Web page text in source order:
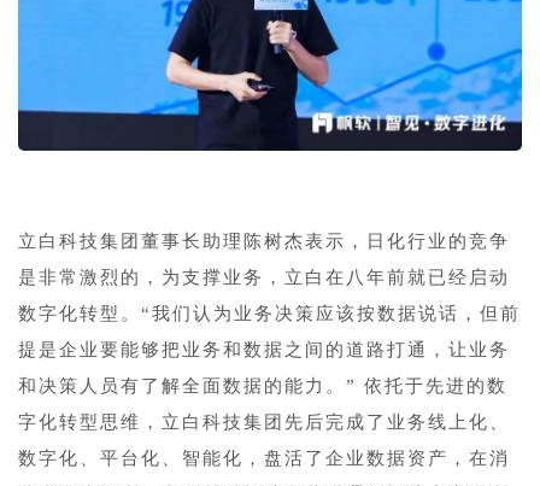
立白科技集团董事长助理陈树杰表示，日化行业的竞争
是非常激烈的，为支撑业务，立白在八年前就已经启动
数字化转型。“我们认为业务决策应该按数据说话，但前
提是企业要能够把业务和数据之间的道路打通，让业务
和决策人员有了解全面数据的能力。” 依托于先进的数
字化转型思维，立白科技集团先后完成了业务线上化、
数字化、平台化、智能化，盘活了企业数据资产，在消